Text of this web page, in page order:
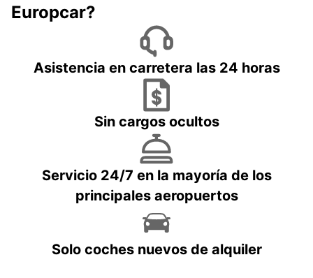
Europcar?
Asistencia en carretera las 24 horas
Sin cargos ocultos
Servicio 24/7 en la mayoría de los
principales aeropuertos
Solo coches nuevos de alquiler